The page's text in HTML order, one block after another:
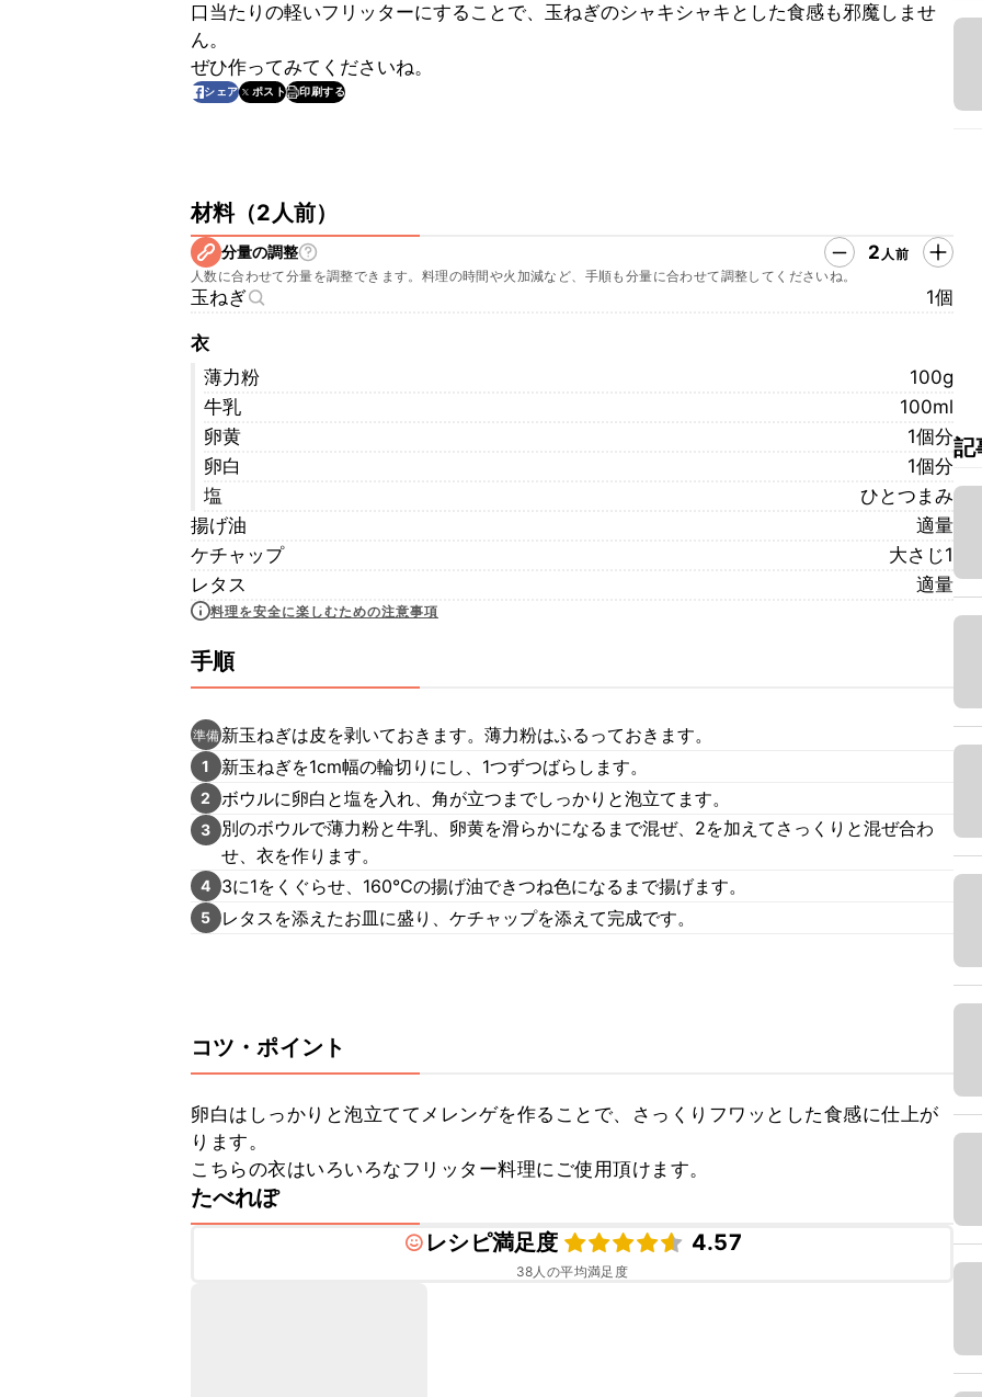
口当たりの軽いフリッターにすることで、玉ねぎのシャキシャキとした食感も邪魔しませ
ん。
ぜひ作ってみてくださいね。
シェア ポスト 印刷する
材料（2人前）
分量の調整 2 人前
人数に合わせて分量を調整できます。料理の時間や火加減など、手順も分量に合わせて調整してくださいね。
玉ねぎ 1個
衣
薄力粉
100g
牛乳
100ml
卵黄
1個分
卵白
1個分
塩
ひとつまみ
揚げ油
適量
ケチャップ
大さじ1
レタス
適量
料理を安全に楽しむための注意事項
手順
準備 新玉ねぎは皮を剥いておきます。薄力粉はふるっておきます。
1 新玉ねぎを1cm幅の輪切りにし、1つずつばらします。
2 ボウルに卵白と塩を入れ、角が立つまでしっかりと泡立てます。
3
別のボウルで薄力粉と牛乳、卵黄を滑らかになるまで混ぜ、2を加えてさっくりと混ぜ合わ
せ、衣を作ります。
4 3に1をくぐらせ、160℃の揚げ油できつね色になるまで揚げます。
5 レタスを添えたお皿に盛り、ケチャップを添えて完成です。
コツ・ポイント
卵白はしっかりと泡立ててメレンゲを作ることで、さっくりフワッとした食感に仕上が
ります。
こちらの衣はいろいろなフリッター料理にご使用頂けます。
たべれぽ
レシピ満足度
4.57
38人の平均満足度
記